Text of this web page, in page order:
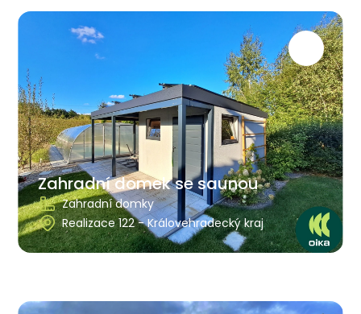
Zahradní domek se saunou
Zahradní domky
Realizace 122 - Královehradecký kraj